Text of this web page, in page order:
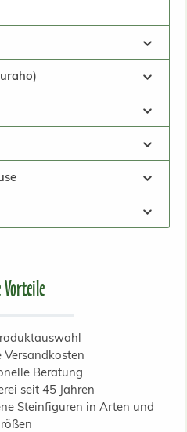
Beratung
seit 45 Jahren
Steinfiguren in Arten und